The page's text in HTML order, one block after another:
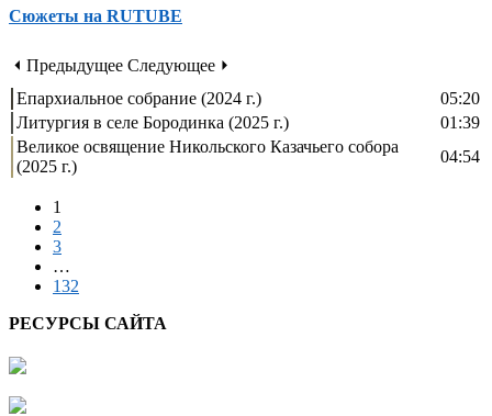
Сюжеты на RUTUBE
⏴ Предыдущее Следующее ⏵
Епархиальное собрание (2024 г.)
05:20
Литургия в селе Бородинка (2025 г.)
01:39
Великое освящение Никольского Казачьего собора
(2025 г.)
04:54
1
2
3
…
132
РЕСУРСЫ САЙТА